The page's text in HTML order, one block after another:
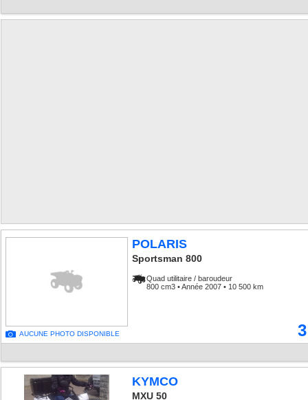
AUCUNE PHOTO DISPONIBLE
POLARIS
Sportsman 800
Quad utilitaire / baroudeur
800 cm3 • Année 2007 • 10 500 km
KYMCO
MXU 50